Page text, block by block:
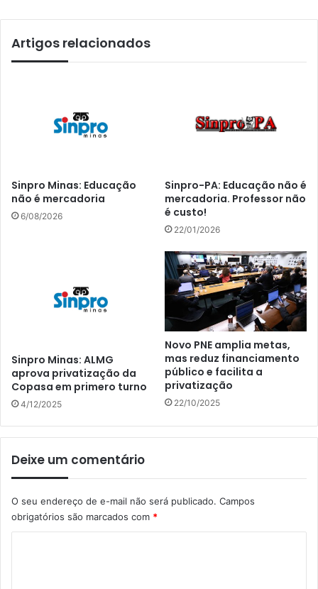
Artigos relacionados
Sinpro Minas: Educação
não é mercadoria
6/08/2026
Sinpro-PA: Educação não é
mercadoria. Professor não
é custo!
22/01/2026
Sinpro Minas: ALMG
aprova privatização da
Copasa em primero turno
4/12/2025
Novo PNE amplia metas,
mas reduz financiamento
público e facilita a
privatização
22/10/2025
Deixe um comentário
O seu endereço de e-mail não será publicado. Campos
obrigatórios são marcados com *